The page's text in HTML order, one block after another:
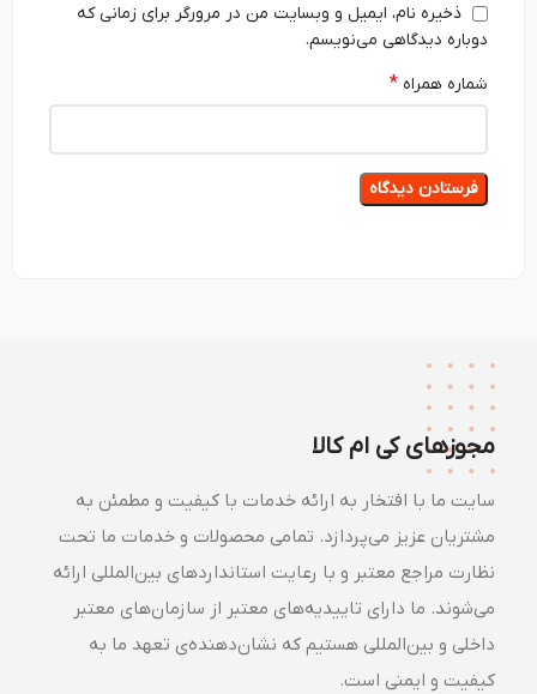
ذخیره نام، ایمیل و وبسایت من در مرورگر برای زمانی که
دوباره دیدگاهی می‌نویسم.
شماره همراه*
مجوزهای کی ام کالا
سایت ما با افتخار به ارائه خدمات با کیفیت و مطمئن به
مشتریان عزیز می‌پردازد. تمامی محصولات و خدمات ما تحت
نظارت مراجع معتبر و با رعایت استانداردهای بین‌المللی ارائه
می‌شوند. ما دارای تاییدیه‌های معتبر از سازمان‌های معتبر
داخلی و بین‌المللی هستیم که نشان‌دهنده‌ی تعهد ما به
کیفیت و ایمنی است.